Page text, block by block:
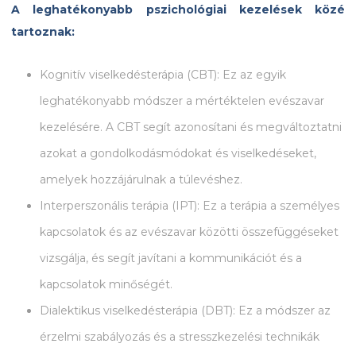
A leghatékonyabb pszichológiai kezelések közé
tartoznak:
Kognitív viselkedésterápia (CBT): Ez az egyik
leghatékonyabb módszer a mértéktelen evészavar
kezelésére. A CBT segít azonosítani és megváltoztatni
azokat a gondolkodásmódokat és viselkedéseket,
amelyek hozzájárulnak a túlevéshez.
Interperszonális terápia (IPT): Ez a terápia a személyes
kapcsolatok és az evészavar közötti összefüggéseket
vizsgálja, és segít javítani a kommunikációt és a
kapcsolatok minőségét.
Dialektikus viselkedésterápia (DBT): Ez a módszer az
érzelmi szabályozás és a stresszkezelési technikák